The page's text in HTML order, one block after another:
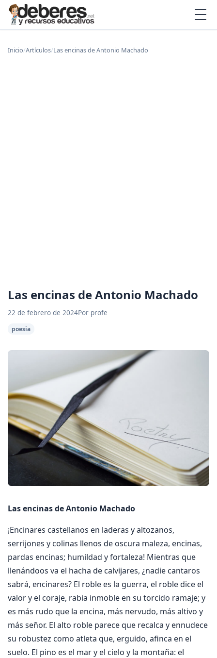
Inicio/Artículos/Las encinas de Antonio Machado
Las encinas de Antonio Machado
22 de febrero de 2024Por profe
poesia
Las encinas de Antonio Machado
¡Encinares castellanos en laderas y altozanos,
serrijones y colinas llenos de oscura maleza, encinas,
pardas encinas; humildad y fortaleza! Mientras que
llenándoos va el hacha de calvijares, ¿nadie cantaros
sabrá, encinares? El roble es la guerra, el roble dice el
valor y el coraje, rabia inmoble en su torcido ramaje; y
es más rudo que la encina, más nervudo, más altivo y
más señor. El alto roble parece que recalca y ennudece
su robustez como atleta que, erguido, afinca en el
suelo. El pino es el mar y el cielo y la montaña: el